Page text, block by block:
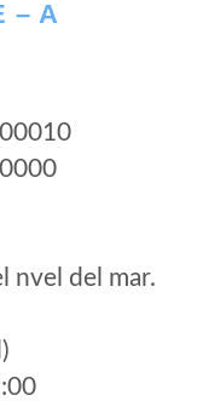
– A
nvel del mar.